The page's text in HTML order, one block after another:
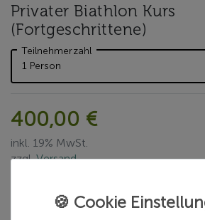
Privater Biathlon Kurs
(Fortgeschrittene)
Teilnehmerzahl
400,00 €
inkl. 19% MwSt.
zzgl.Versand
In den